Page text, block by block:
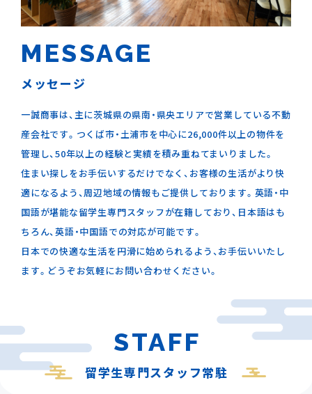
MESSAGE
メッセージ
一誠商事は、主に茨城県の県南・県央エリアで営業している不動
産会社です。つくば市・土浦市を中心に26,000件以上の物件を
管理し、50年以上の経験と実績を積み重ねてまいりました。
住まい探しをお手伝いするだけでなく、お客様の生活がより快
適になるよう、周辺地域の情報もご提供しております。英語・中
国語が堪能な留学生専門スタッフが在籍しており、日本語はも
ちろん、英語・中国語での対応が可能です。
日本での快適な生活を円滑に始められるよう、お手伝いいたし
ます。どうぞお気軽にお問い合わせください。
STAFF
留学生専門スタッフ常駐